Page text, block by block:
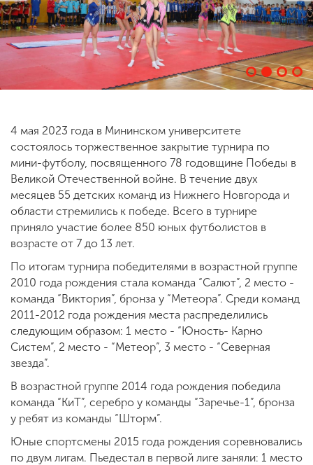
ENG SPN CHI
комиссия
+7 (831) 262-26-20
4 мая 2023 года в Мининском университете
состоялось торжественное закрытие турнира по
мини-футболу, посвященного 78 годовщине Победы в
Великой Отечественной войне. В течение двух
месяцев 55 детских команд из Нижнего Новгорода и
области стремились к победе. Всего в турнире
приняло участие более 850 юных футболистов в
возрасте от 7 до 13 лет.
По итогам турнира победителями в возрастной группе
2010 года рождения стала команда “Салют”, 2 место -
команда “Виктория”, бронза у “Метеора”. Среди команд
2011-2012 года рождения места распределились
следующим образом: 1 место - “Юность- Карно
Систем”, 2 место - “Метеор”, 3 место - “Северная
звезда”.
В возрастной группе 2014 года рождения победила
команда “КиТ”, серебро у команды “Заречье-1”, бронза
у ребят из команды “Шторм”.
Юные спортсмены 2015 года рождения соревновались
по двум лигам. Пьедестал в первой лиге заняли: 1 место